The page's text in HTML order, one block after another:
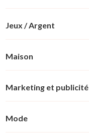
Jeux / Argent
Maison
Marketing et publicité
Mode